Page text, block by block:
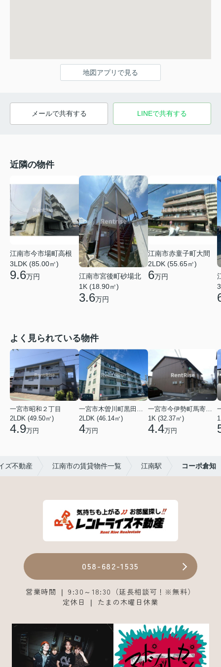
地図アプリで見る
メールで共有する LINEで共有する
近隣の物件
江南市今市場町高根
3LDK (85.00㎡)
9.6万円
江南市宮後町砂場北
1K (18.90㎡)
3.6万円
江南市赤童子町大間
2LDK (55.65㎡)
6万円
よく見られている物件
一宮市昭和２丁目
2LDK (49.50㎡)
4.9万円
一宮市木曽川町黒田五ノ通り
2LDK (46.14㎡)
4万円
一宮市今伊勢町馬寄字福塚前
1K (32.37㎡)
4.4万円
ズ不動産 江南市の賃貸物件一覧 江南駅 コーポ倉知
058-682-1535
営業時間 ❘ 9:30～18:30（延長相談可！※無料）
定休日 ❘ たまの木曜日休業